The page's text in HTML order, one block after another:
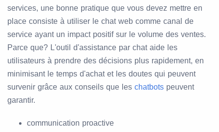
services, une bonne pratique que vous devez mettre en
place consiste à utiliser le chat web comme canal de
service ayant un impact positif sur le volume des ventes.
Parce que? L'outil d'assistance par chat aide les
utilisateurs à prendre des décisions plus rapidement, en
minimisant le temps d'achat et les doutes qui peuvent
survenir grâce aux conseils que les chatbots peuvent
garantir.
communication proactive